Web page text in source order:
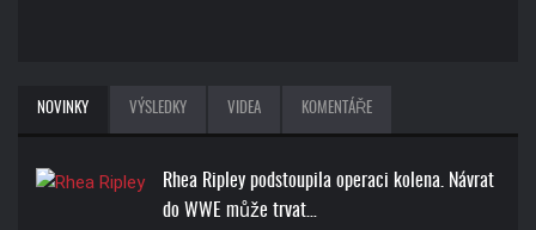
NOVINKY VÝSLEDKY VIDEA KOMENTÁŘE
Rhea Ripley podstoupila operaci kolena. Návrat
do WWE může trvat…